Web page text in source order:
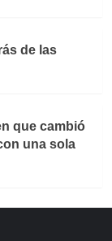
de las
que cambió
una sola